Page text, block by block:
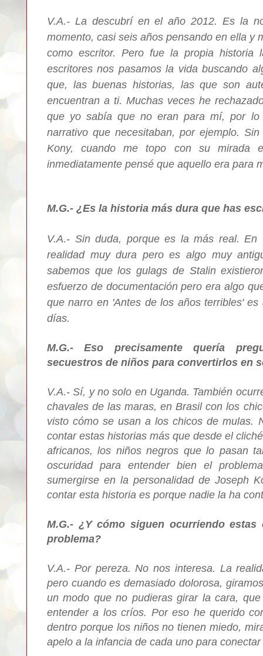
V.A.- La descubrí en el año 2012. Es la
momento, casi seis años pensando en ella y
como escritor. Pero fue la propia
escritores nos pasamos la vida buscando
que, las buenas historias, las que son
encuentran a ti. Muchas veces he
que yo sabía que no eran para mí, por
narrativo que necesitaban, por ejemplo.
Kony, cuando me topo con su mirada
inmediatamente pensé que aquello era para
M.G.- ¿Es la historia más dura que has
V.A.- Sin duda, porque es la más real.
realidad muy dura pero es algo muy
sabemos que los gulags de Stalin
esfuerzo de documentación pero era algo
que narro en 'Antes de los años terribles'
días.
M.G.- Eso precisamente quería
secuestros de niños para convertirlos en
V.A.- Sí, y no solo en Uganda. También
chavales de las maras, en Brasil con los
visto cómo se usan a los chicos de mulas.
contar estas historias más que desde el
africanos, los niños negros que lo pasan
oscuridad para entender bien el
sumergirse en la personalidad de Joseph
contar esta historia es porque nadie la ha
M.G.- ¿Y cómo siguen ocurriendo
problema?
V.A.- Por pereza. No nos interesa. La
pero cuando es demasiado dolorosa,
un modo que no pudieras girar la cara,
entender a los críos. Por eso he querido
dentro porque los niños no tienen miedo,
apelo a la infancia de cada uno para